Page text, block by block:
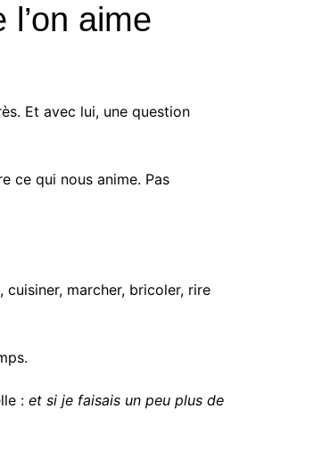
aime
Et avec lui, une question
ce qui nous anime. Pas
cuisiner, marcher, bricoler, rire
: et si je faisais un peu plus de